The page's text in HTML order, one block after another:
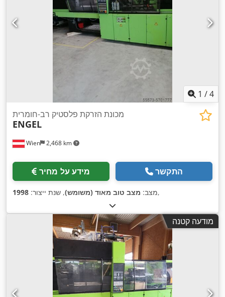
1 /4
Wien 2,468 km
מכונת הזרקת פלסטיק רב-חומרית
ENGEL
מידע על מחיר התקשר
מצב: מצב טוב מאוד (משומש), שנת ייצור: 1998 ,
מודעה קטנה